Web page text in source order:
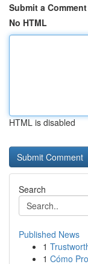
Submit a Comment
No HTML
HTML is disabled
Search
Published News
1
1 Cómo